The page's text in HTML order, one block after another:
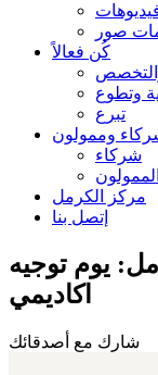
صور
كُن فعالاً
وتطوع
تبرع
وممولون
شركاء
الممولون
مركز الكرمل
إتصل بنا
يوم توجيه
اكاديمي
شارك مع أصدقائك